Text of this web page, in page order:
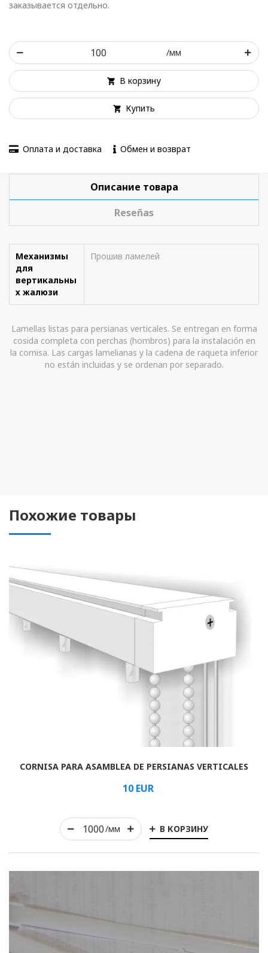
romano
заказывается отдельно.
/мм
В корзину
Купить
Оплата и доставка Обмен и возврат
Описание товара
Reseñas
Механизмы
для
вертикальны
х жалюзи
Прошив ламелей
Lamellas listas para persianas verticales. Se entregan en forma
cosida completa con perchas (hombros) para la instalación en
la cornisa. Las cargas lamelianas y la cadena de raqueta inferior
no están incluidas y se ordenan por separado.
Похожие товары
/мм В КОРЗИНУ
CORNISA PARA ASAMBLEA DE PERSIANAS VERTICALES
10 EUR